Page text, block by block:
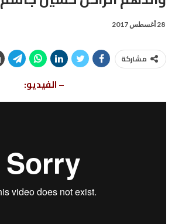
28 أغسطس 2017
مشاركة
– الفيديو: